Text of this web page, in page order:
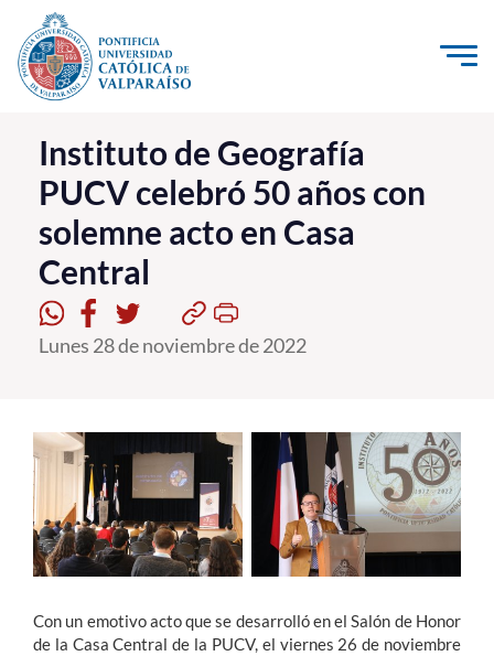
Click acá para ir directamente al contenido
La Universidad
Investigación, Creación e Innovación
PUCV Internacional
Vinculación con el Medio
Admisión
Postgrado
Formación Continua
Estudiantes
Funcionarios
Instituto de Geografía
PUCV celebró 50 años con
solemne acto en Casa
Central
Lunes 28 de noviembre de 2022
Con un emotivo acto que se desarrolló en el Salón de Honor
de la Casa Central de la PUCV, el viernes 26 de noviembre